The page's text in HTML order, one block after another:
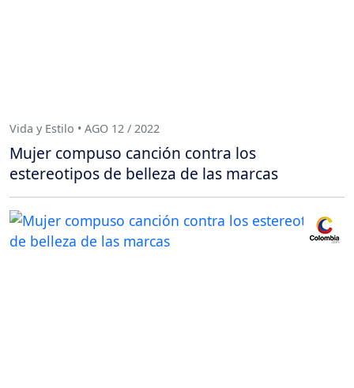
Vida y Estilo • AGO 12 / 2022
Mujer compuso canción contra los
estereotipos de belleza de las marcas